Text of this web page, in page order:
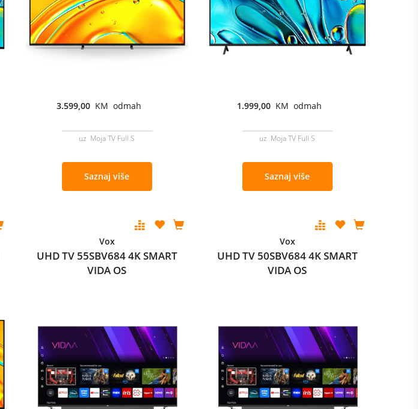
3.599,00 KM odmah
uz Moja TV Full S
Saznaj više
1.999,00 KM odmah
uz Moja TV Full S
Saznaj više
Vox
UHD TV 55SBV684 4K SMART
VIDA OS
Vox
UHD TV 50SBV684 4K SMART
VIDA OS